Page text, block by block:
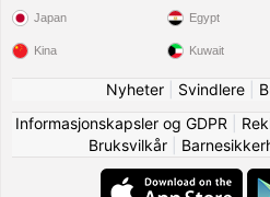
Japan
Kina
Egypt
Kuwait
Nyheter| Svindlere|
Informasjonskapsler og GDPR
Bruksvilkår